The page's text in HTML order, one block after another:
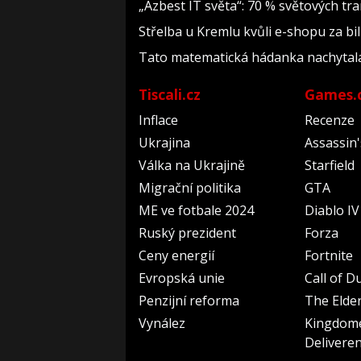
„Azbest IT světa“: 70 % světových
Střelba u Kremlu kvůli e-shopu za
Tato matematická hádanka
Tiscali.cz
Inflace
Ukrajina
Válka na Ukrajině
Migrační politika
ME ve fotbale 2024
Ruský prezident
Ceny energií
Evropská unie
Penzijní reforma
Vynález
Recenze
Starfield
GTA
Diablo IV
Forza
Fortnite
Call of
The